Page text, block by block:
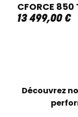
CFORCE 850
13 499,00€
Découvrez